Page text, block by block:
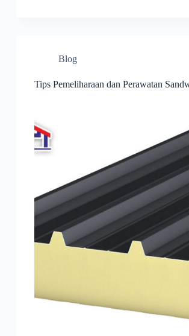
Blog
Tips Pemeliharaan dan Perawatan